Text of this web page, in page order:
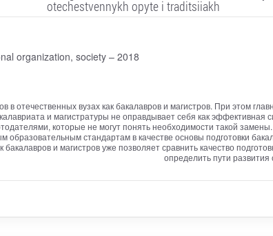
otechestvennykh opyte i traditsiiakh
organization, society – 2018
в отечественных вузах как бакалавров и магистров. При этом
и магистратуры не оправдывает себя как эффективная
которые не могут понять необходимости такой
стандартам в качестве основы подготовки
и магистров уже позволяет сравнить качество
определить пути